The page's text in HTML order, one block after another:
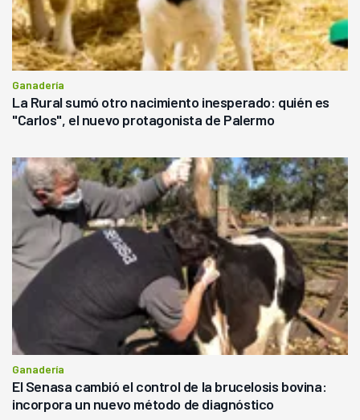
Ganadería
La Rural sumó otro nacimiento inesperado: quién es
"Carlos", el nuevo protagonista de Palermo
Ganadería
El Senasa cambió el control de la brucelosis bovina:
incorpora un nuevo método de diagnóstico